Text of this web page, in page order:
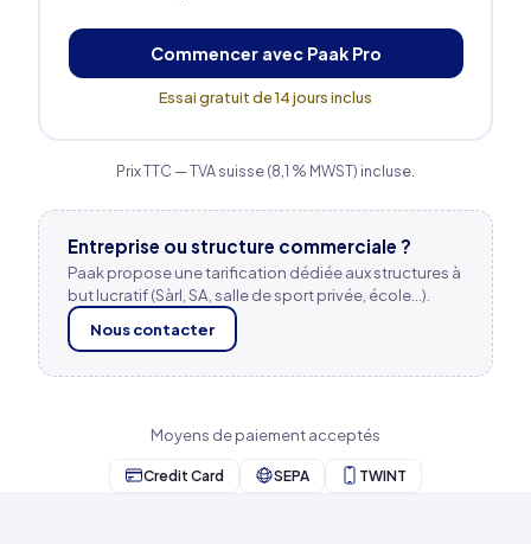
Commencer avec Paak Pro
Essai gratuit de 14 jours inclus
Prix TTC — TVA suisse (8,1 % MWST) incluse.
Entreprise ou structure commerciale ?
Paak propose une tarification dédiée aux structures à
but lucratif (Sàrl, SA, salle de sport privée, école…).
Nous contacter
Moyens de paiement acceptés
Credit Card SEPA TWINT